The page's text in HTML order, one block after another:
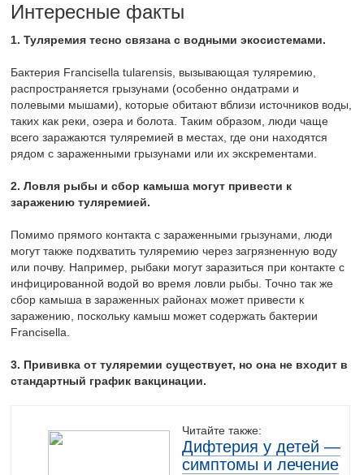
Интересные факты
1. Туляремия тесно связана с водными экосистемами.
Бактерия Francisella tularensis, вызывающая туляремию,
распространяется грызунами (особенно ондатрами и
полевыми мышами), которые обитают вблизи источников воды,
таких как реки, озера и болота. Таким образом, люди чаще
всего заражаются туляремией в местах, где они находятся
рядом с зараженными грызунами или их экскрементами.
2. Ловля рыбы и сбор камыша могут привести к
заражению туляремией.
Помимо прямого контакта с зараженными грызунами, люди
могут также подхватить туляремию через загрязненную воду
или почву. Например, рыбаки могут заразиться при контакте с
инфицированной водой во время ловли рыбы. Точно так же
сбор камыша в зараженных районах может привести к
заражению, поскольку камыш может содержать бактерии
Francisella.
3. Прививка от туляремии существует, но она не входит в
стандартный график вакцинации.
Читайте также:
Дифтерия у детей —
симптомы и лечение